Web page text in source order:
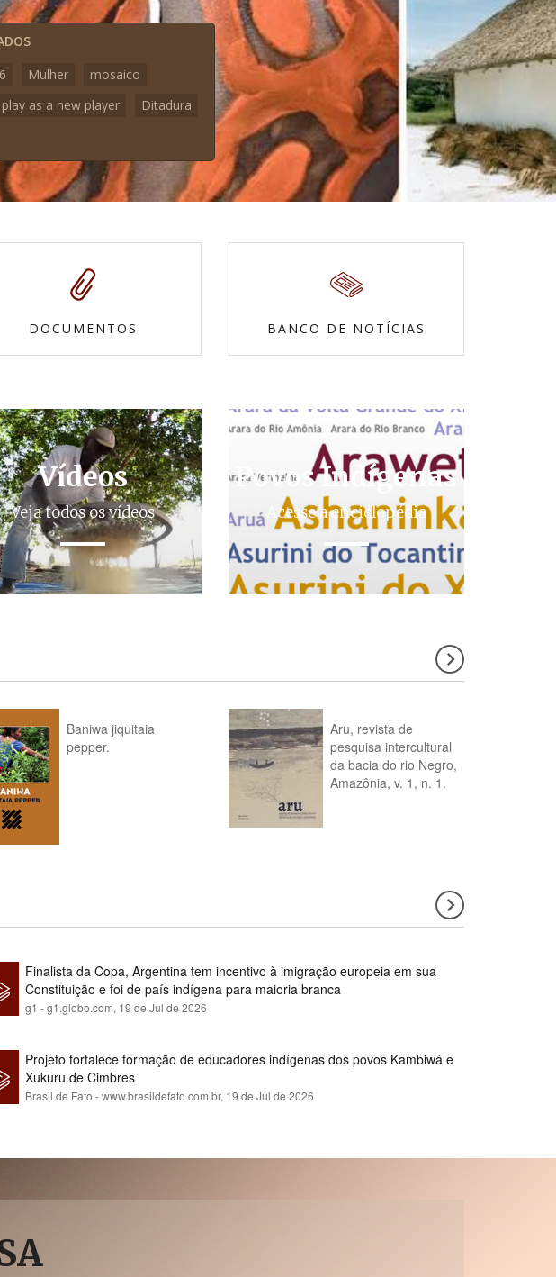
Mulher
mosaico
as a new player
Ditadura
DOCUMENTOS BANCO DE NOTÍCIAS
Vídeos
Veja todos os vídeos
Povos Indígenas
Acesse a enciclopédia
Baniwa jiquitaia
pepper.
Aru, revista de
pesquisa intercultural
da bacia do rio Negro,
Amazônia, v. 1, n. 1.
Finalista da Copa, Argentina tem incentivo à imigração europeia em sua
Constituição e foi de país indígena para maioria branca
g1 - g1.globo.com, 19 de Jul de 2026
Projeto fortalece formação de educadores indígenas dos povos Kambiwá e
Xukuru de Cimbres
Brasil de Fato - www.brasildefato.com.br, 19 de Jul de 2026